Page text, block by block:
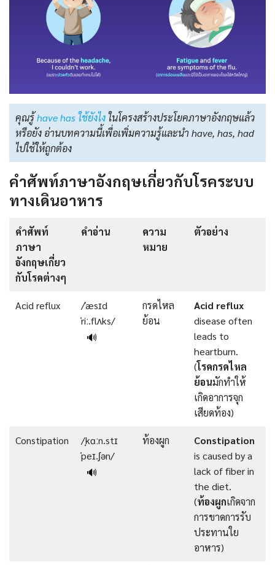
คุณรู้have has ใช้ยังไงในโครงสร้างประโยคภาษาอังกฤษแล้ว
หรือยัง อ่านบทความนี้เพื่อเพิ่มความรู้และนำ have, has, had
ไปใช้ให้ถูกต้อง
คำศัพท์ภาษาอังกฤษเกี่ยวกับโรคระบบ
ทางเดินอาหาร
คำศัพท์
ภาษา
อังกฤษเกี่ยว
กับโรคต่างๆ
คำอ่าน
ความ
หมาย
ตัวอย่าง
Acid reflux
/ˈæsɪd
ˈriː.flʌks/
🔊
กรดไหล
ย้อน
Acid reflux
disease often
leads to
heartburn.
(โรคกรดไหล
ย้อนมักทำให้
เกิดอาการจุก
เสียดท้อง)
Constipation
/ˌkɑːn.stɪ
ˈpeɪ.ʃən/
🔊
ท้องผูก
Constipation
is caused by a
lack of fiber in
the diet.
(ท้องผูกเกิดจาก
การขาดการรับ
ประทานใย
อาหาร)